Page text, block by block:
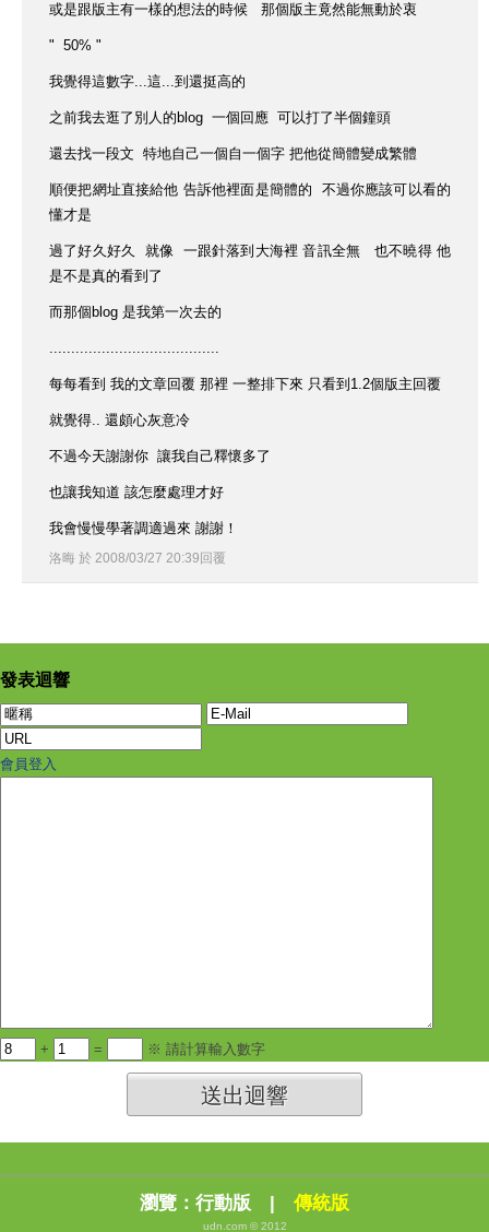
或是跟版主有一樣的想法的時候 那個版主竟然能無動於衷
" 50% "
我覺得這數字...這...到還挺高的
之前我去逛了別人的blog 一個回應 可以打了半個鐘頭
還去找一段文 特地自己一個自一個字 把他從簡體變成繁體
順便把網址直接給他 告訴他裡面是簡體的 不過你應該可以看的
懂才是
過了好久好久 就像 一跟針落到大海裡 音訊全無 也不曉得 他
是不是真的看到了
而那個blog 是我第一次去的
.......................................
每每看到 我的文章回覆 那裡 一整排下來 只看到1.2個版主回覆
就覺得.. 還頗心灰意冷
不過今天謝謝你 讓我自己釋懷多了
也讓我知道 該怎麼處理才好
我會慢慢學著調適過來 謝謝！
洛晦 於 2008/03/27 20:39 回覆
發表迴響
會員登入
+ = ※ 請計算輸入數字
送出迴響
瀏覽： 行動版 傳統版
udn.com © 2012